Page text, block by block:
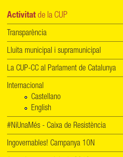
Activitat de la CUP
Transparència
Lluita municipal i supramunicipal
La CUP-CC al Parlament de Catalunya
Internacional
Castellano
English
#NiUnaMés - Caixa de Resistència
Ingovernables! Campanya 10N